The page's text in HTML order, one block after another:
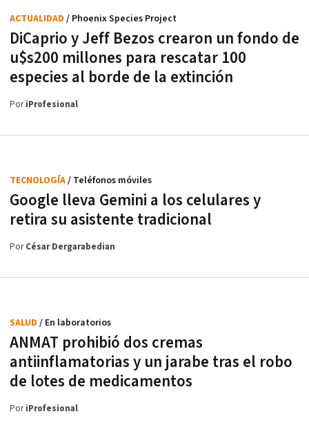
DiCaprio y Jeff Bezos crearon un fondo de
u$s200 millones para rescatar 100
especies al borde de la extinción
ACTUALIDAD / Phoenix Species Project
PoriProfesional
Google lleva Gemini a los celulares y
retira su asistente tradicional
TECNOLOGÍA/ Teléfonos móviles
PorCésar Dergarabedian
ANMAT prohibió dos cremas
antiinflamatorias y un jarabe tras el robo
de lotes de medicamentos
SALUD / En laboratorios
PoriProfesional